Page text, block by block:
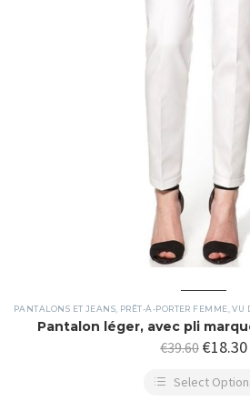
PANTALONS ET JEANS PRÊT-À-PORTER FEMME ,VU
Pantalon léger, avec pli
€39.60 €18.30
Select